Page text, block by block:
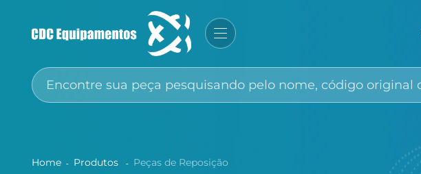
Home Produtos Peças de Reposição